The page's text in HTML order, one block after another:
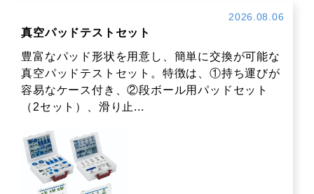
2026.08.06
真空パッドテストセット
豊富なパッド形状を用意し、簡単に交換が可能な
真空パッドテストセット。特徴は、①持ち運びが
容易なケース付き、②段ボール用パッドセット
（2セット）、滑り止...